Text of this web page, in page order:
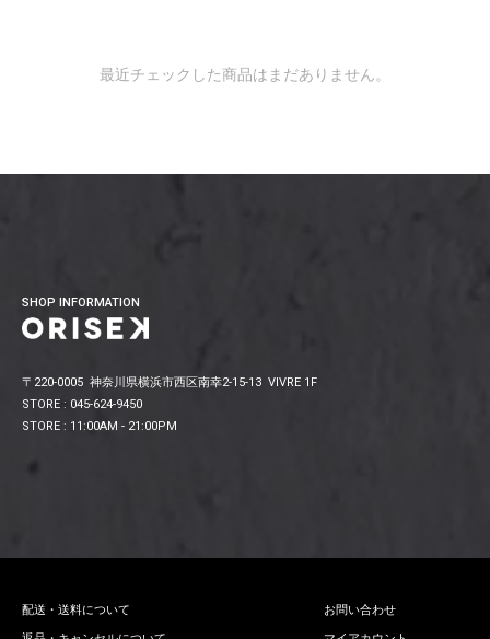
最近チェックした商品はまだありません。
SHOP INFORMATION
〒220-0005 神奈川県横浜市西区南幸2-15-13 VIVRE 1F
STORE : 045-624-9450
STORE : 11:00AM - 21:00PM
配送・送料について
お問い合わせ